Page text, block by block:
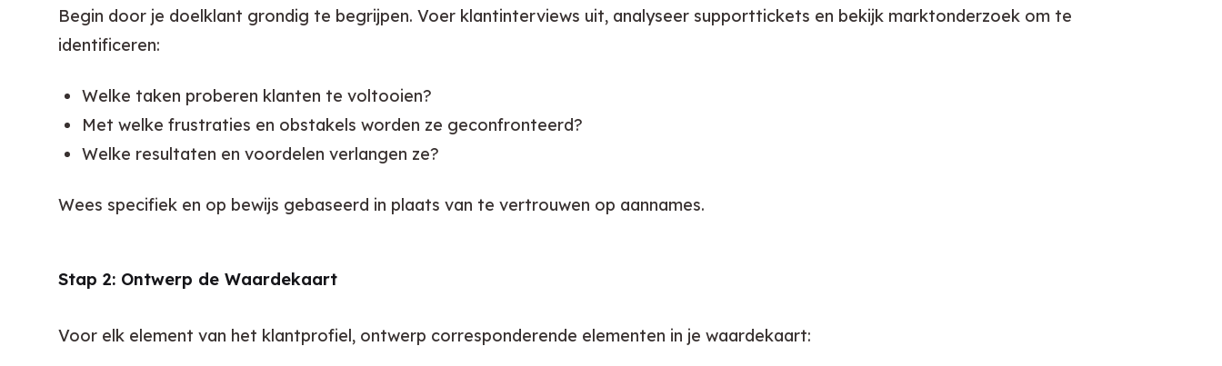
Begin door je doelklant grondig te begrijpen. Voer klantinterviews uit, analyseer supporttickets en bekijk marktonderzoek om te
identificeren:
Welke taken proberen klanten te voltooien?
Met welke frustraties en obstakels worden ze geconfronteerd?
Welke resultaten en voordelen verlangen ze?
Wees specifiek en op bewijs gebaseerd in plaats van te vertrouwen op aannames.
Stap 2: Ontwerp de Waardekaart
Voor elk element van het klantprofiel, ontwerp corresponderende elementen in je waardekaart: